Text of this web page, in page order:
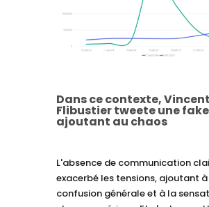
Dans ce contexte, Vincent
Flibustier tweete une
ajoutant au chaos
L'absence de communication
exacerbé les tensions, ajoutant
confusion générale et à la